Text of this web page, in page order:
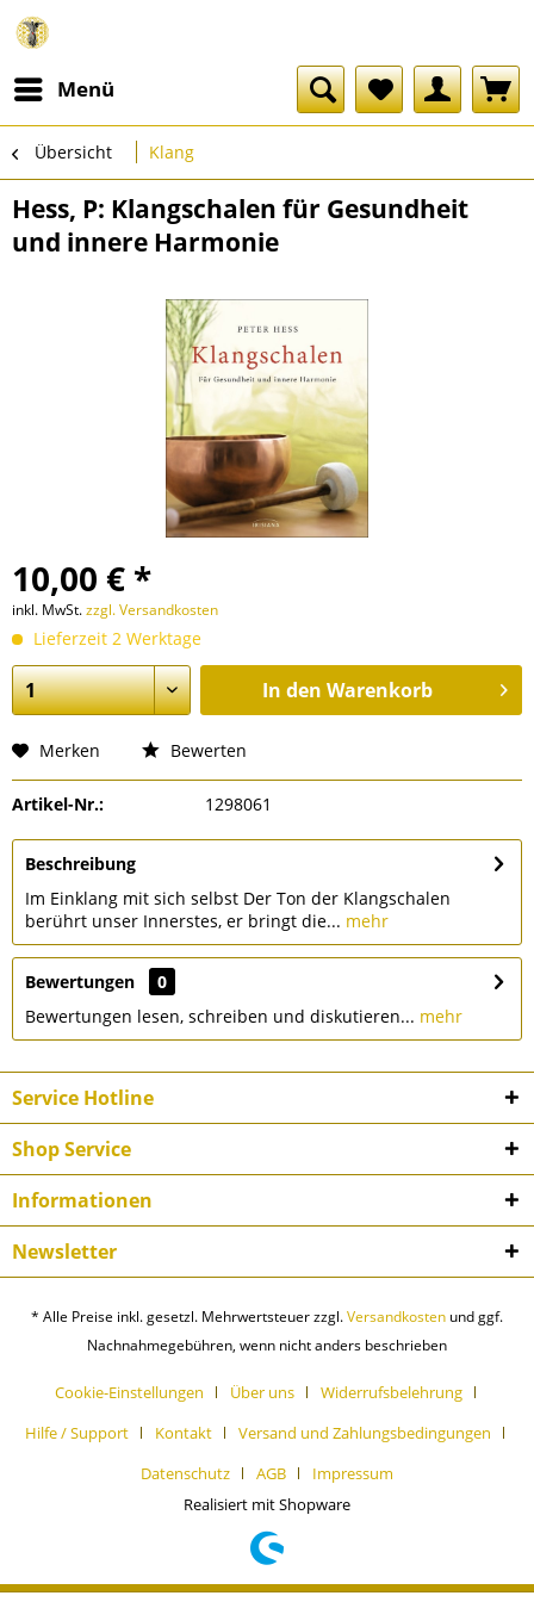
Menü
Übersicht Klang
Hess, P: Klangschalen für Gesundheit
und innere Harmonie
10,00 € *
inkl. MwSt.zzgl. Versandkosten
Lieferzeit 2 Werktage
In den Warenkorb
Merken Bewerten
Artikel-Nr.: 1298061
Beschreibung
Im Einklang mit sich selbst Der Ton der Klangschalen
berührt unser Innerstes, er bringt die... mehr
Bewertungen
0
Bewertungen lesen, schreiben und diskutieren... mehr
Service Hotline
Shop Service
Informationen
Newsletter
* Alle Preise inkl. gesetzl. Mehrwertsteuer zzgl.Versandkosten und ggf.
Nachnahmegebühren, wenn nicht anders beschrieben
Cookie-Einstellungen Über uns
Widerrufsbelehrung
Hilfe / Support
Kontakt
Versand und Zahlungsbedingungen
Datenschutz
AGB
Impressum
Realisiert mit Shopware